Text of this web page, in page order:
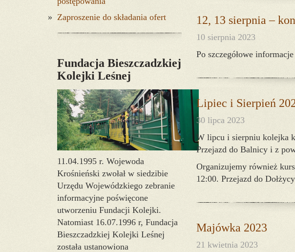
Zaproszenie do składania ofert
Fundacja Bieszczadzkiej
Kolejki Leśnej
11.04.1995 r. Wojewoda
Krośnieński zwołał w siedzibie
Urzędu Wojewódzkiego zebranie
informacyjne poświęcone
utworzeniu Fundacji Kolejki.
Natomiast 16.07.1996 r, Fundacja
Bieszczadzkiej Kolejki Leśnej
została ustanowiona
12, 13 sierpnia –
10 sierpnia 2023
Po szczegółowe
Lipiec i Sierpień
30 lipca 2023
W lipcu i sierpniu kolejka
Przejazd do Balnicy i z
Organizujemy również
12:00. Przejazd do
Majówka 2023
21 kwietnia 2023